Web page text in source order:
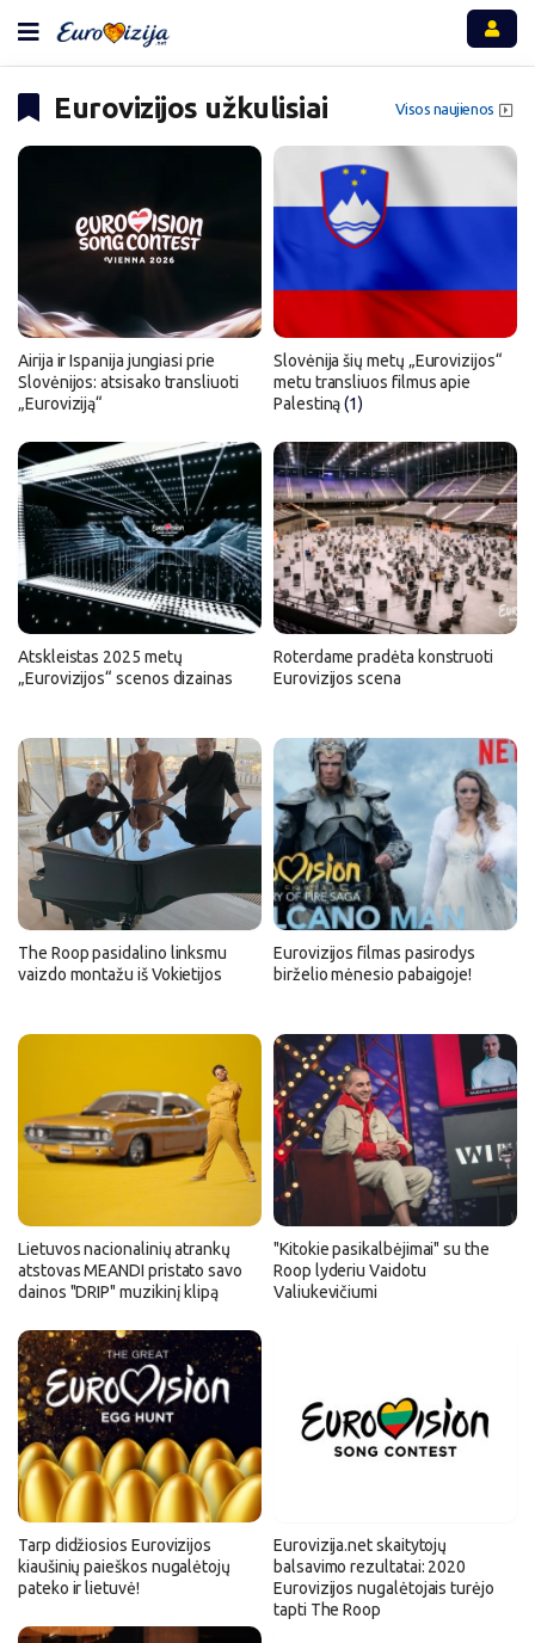
Eurovizijos užkulisiai Visos naujienos
Airija ir Ispanija jungiasi prie
Slovėnijos: atsisako transliuoti
„Euroviziją“
Slovėnija šių metų „Eurovizijos“
metu transliuos filmus apie
Palestiną(1)
Atskleistas 2025 metų
„Eurovizijos“ scenos dizainas
Roterdame pradėta konstruoti
Eurovizijos scena
The Roop pasidalino linksmu
vaizdo montažu iš Vokietijos
Eurovizijos filmas pasirodys
birželio mėnesio pabaigoje!
Lietuvos nacionalinių atrankų
atstovas MEANDI pristato savo
dainos "DRIP" muzikinį klipą
"Kitokie pasikalbėjimai" su the
Roop lyderiu Vaidotu
Valiukevičiumi
Tarp didžiosios Eurovizijos
kiaušinių paieškos nugalėtojų
pateko ir lietuvė!
Eurovizija.net skaitytojų
balsavimo rezultatai: 2020
Eurovizijos nugalėtojais turėjo
tapti The Roop